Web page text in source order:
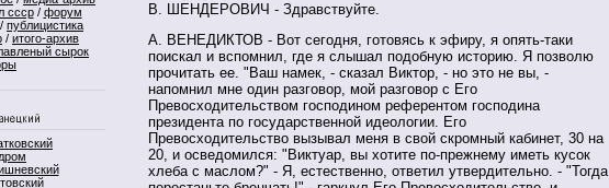
ссср/ форум
/ публицистика
/ итого-архив
сырок
В. ШЕНДЕРОВИЧ - Здравствуйте.
А. ВЕНЕДИКТОВ - Вот сегодня, готовясь к эфиру, я опять-таки
поискал и вспомнил, где я слышал подобную историю. Я позволю
прочитать ее. "Ваш намек, - сказал Виктор, - но это не вы, -
напомнил мне один разговор, мой разговор с Его
Превосходительством господином референтом господина
президента по государственной идеологии. Его
Превосходительство вызывал меня в свой скромный кабинет, 30 на
20, и осведомился: "Виктуар, вы хотите по-прежнему иметь кусок
хлеба с маслом?" - Я, естественно, ответил утвердительно. - "Тогда